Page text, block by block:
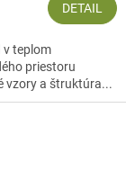
DETAIL
v teplom
priestoru
vzory a štruktúra...